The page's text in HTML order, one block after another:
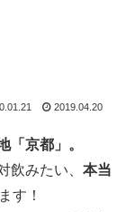
2019.04.20
「京都」。
飲みたい、 本当
す！